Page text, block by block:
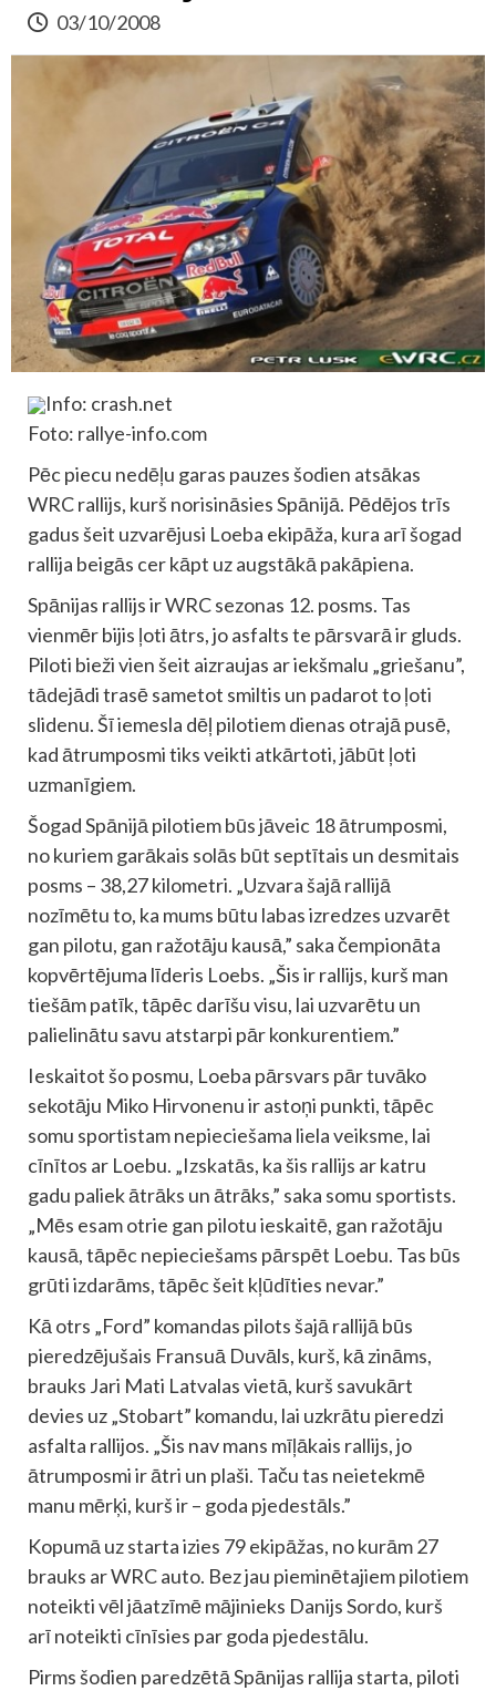
03/10/2008
Info: crash.net
Foto: rallye-info.com
Pēc piecu nedēļu garas pauzes šodien atsākas
WRC rallijs, kurš norisināsies Spānijā. Pēdējos trīs
gadus šeit uzvarējusi Loeba ekipāža, kura arī šogad
rallija beigās cer kāpt uz augstākā pakāpiena.
Spānijas rallijs ir WRC sezonas 12. posms. Tas
vienmēr bijis ļoti ātrs, jo asfalts te pārsvarā ir gluds.
Piloti bieži vien šeit aizraujas ar iekšmalu „griešanu”,
tādejādi trasē sametot smiltis un padarot to ļoti
slidenu. Šī iemesla dēļ pilotiem dienas otrajā pusē,
kad ātrumposmi tiks veikti atkārtoti, jābūt ļoti
uzmanīgiem.
Šogad Spānijā pilotiem būs jāveic 18 ātrumposmi,
no kuriem garākais solās būt septītais un desmitais
posms – 38,27 kilometri. „Uzvara šajā rallijā
nozīmētu to, ka mums būtu labas izredzes uzvarēt
gan pilotu, gan ražotāju kausā,” saka čempionāta
kopvērtējuma līderis Loebs. „Šis ir rallijs, kurš man
tiešām patīk, tāpēc darīšu visu, lai uzvarētu un
palielinātu savu atstarpi pār konkurentiem.”
Ieskaitot šo posmu, Loeba pārsvars pār tuvāko
sekotāju Miko Hirvonenu ir astoņi punkti, tāpēc
somu sportistam nepieciešama liela veiksme, lai
cīnītos ar Loebu. „Izskatās, ka šis rallijs ar katru
gadu paliek ātrāks un ātrāks,” saka somu sportists.
„Mēs esam otrie gan pilotu ieskaitē, gan ražotāju
kausā, tāpēc nepieciešams pārspēt Loebu. Tas būs
grūti izdarāms, tāpēc šeit kļūdīties nevar.”
Kā otrs „Ford” komandas pilots šajā rallijā būs
pieredzējušais Fransuā Duvāls, kurš, kā zināms,
brauks Jari Mati Latvalas vietā, kurš savukārt
devies uz „Stobart” komandu, lai uzkrātu pieredzi
asfalta rallijos. „Šis nav mans mīļākais rallijs, jo
ātrumposmi ir ātri un plaši. Taču tas neietekmē
manu mērķi, kurš ir – goda pjedestāls.”
Kopumā uz starta izies 79 ekipāžas, no kurām 27
brauks ar WRC auto. Bez jau pieminētajiem pilotiem
noteikti vēl jāatzīmē mājinieks Danijs Sordo, kurš
arī noteikti cīnīsies par goda pjedestālu.
Pirms šodien paredzētā Spānijas rallija starta, piloti